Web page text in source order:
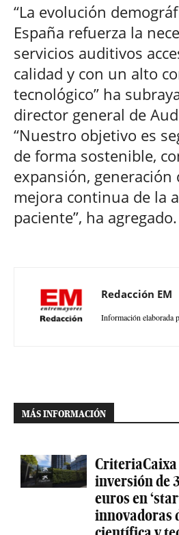
“La evolución
España refuerza la
servicios auditivos
calidad y con un alto
tecnológico” ha
director general de
“Nuestro objetivo es
de forma sostenible,
expansión, generación
mejora continua de la
paciente”, ha agregado.
Redacción EM
Información elaborada
MÁS INFORMACIÓN
inversión de
euros en
innovadoras